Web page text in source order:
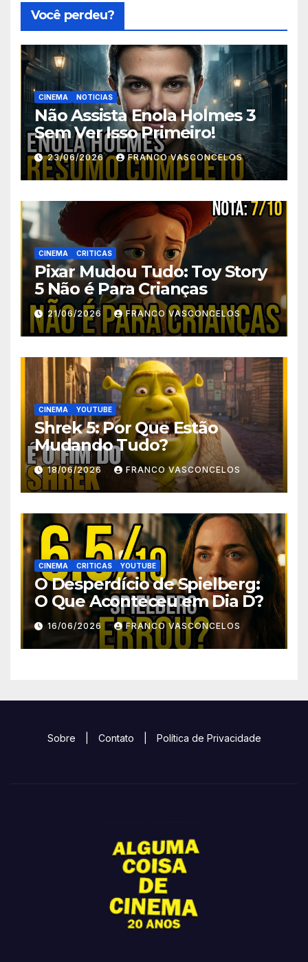
Você perdeu?
CINEMA NOTICIAS
Não Assista Enola Holmes 3
Sem Ver Isso Primeiro!
23/06/2026 FRANCO VASCONCELOS
CINEMA CRITICAS
Pixar Mudou Tudo: Toy Story
5 Não é Para Crianças
21/06/2026 FRANCO VASCONCELOS
CINEMA YOUTUBE
Shrek 5: Por Que Estão
Mudando Tudo?
18/06/2026 FRANCO VASCONCELOS
CINEMA CRITICAS YOUTUBE
O Desperdício de Spielberg:
O Que Aconteceu em Dia D?
16/06/2026 FRANCO VASCONCELOS
Sobre Contato Política de Privacidade